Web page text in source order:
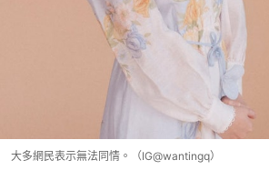
大多網民表示無法同情。（IG@wantingq）